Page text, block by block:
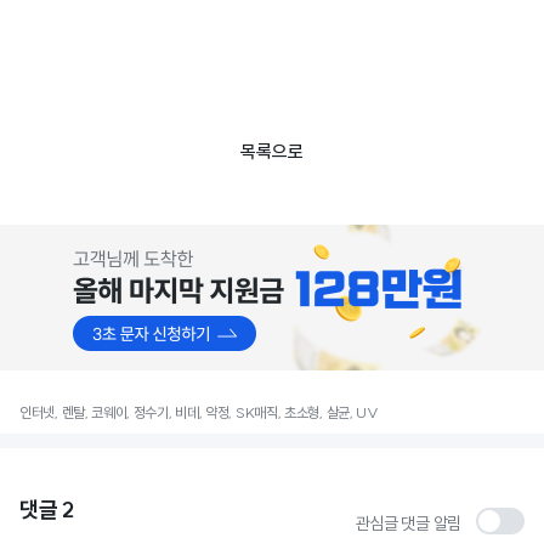
목록으로
인터넷, 렌탈, 코웨이, 정수기, 비데, 약정, SK매직, 초소형, 살균, UV
댓글2 관심글 댓글 알림